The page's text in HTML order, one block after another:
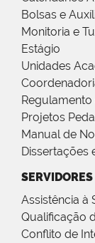
Bolsas e
Monitoria e
Estágio
Unidades
Projetos
Manual de
Dissertações
SERVIDORES
Assistência à
Qualificação
Conflito de